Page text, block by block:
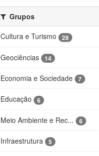
Grupos
Cultura e Turismo
28
Geociências 14
Economia e Sociedade 7
Educação 6
Meio Ambiente e Rec... 6
Infraestrutura 5